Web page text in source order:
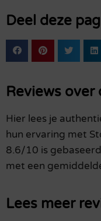
Deel deze
Reviews
Hier lees je
hun ervaring met
8.6/10 is
met een
Lees meer